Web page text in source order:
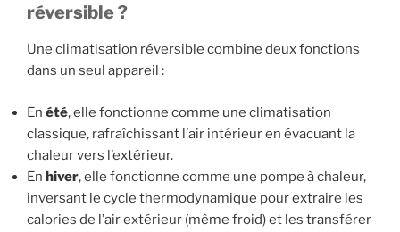
réversible ?
Une climatisation réversible combine deux fonctions
dans un seul appareil :
En été, elle fonctionne comme une climatisation
classique, rafraîchissant l’air intérieur en évacuant la
chaleur vers l’extérieur.
En hiver, elle fonctionne comme une pompe à chaleur,
inversant le cycle thermodynamique pour extraire les
calories de l’air extérieur (même froid) et les transférer